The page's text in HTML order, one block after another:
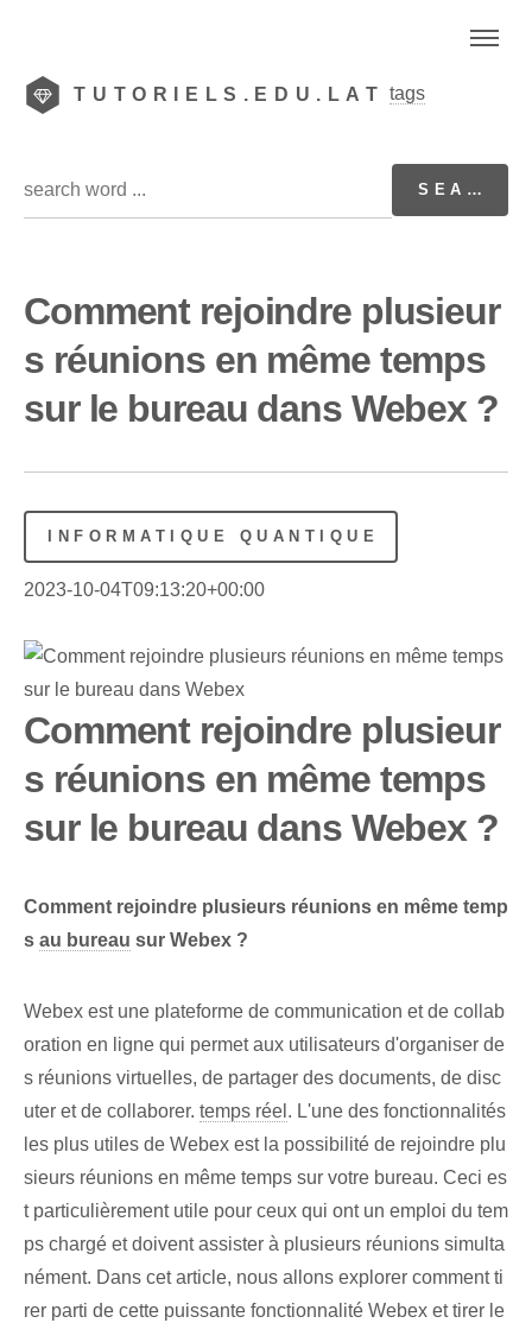
TUTORIELS.EDU.LAT tags
Comment rejoindre plusieur
s réunions en même temps
sur le bureau dans Webex ?
INFORMATIQUE QUANTIQUE
2023-10-04T09:13:20+00:00
Comment rejoindre plusieur
s réunions en même temps
sur le bureau dans Webex ?
Comment rejoindre plusieurs réunions en même temp
s au bureau sur Webex ?
Webex est une plateforme de communication et de collab
oration en ligne qui permet aux utilisateurs d'organiser de
s réunions virtuelles, de partager des documents, de disc
uter et de collaborer. temps réel . L'une des fonctionnalités
les plus utiles de Webex est la possibilité de rejoindre plu
sieurs réunions en même temps sur votre bureau. Ceci es
t particulièrement utile pour ceux qui ont un emploi du tem
ps chargé et doivent assister à plusieurs réunions simulta
nément. Dans cet article, nous allons explorer comment ti
rer parti de cette puissante fonctionnalité Webex et tirer le